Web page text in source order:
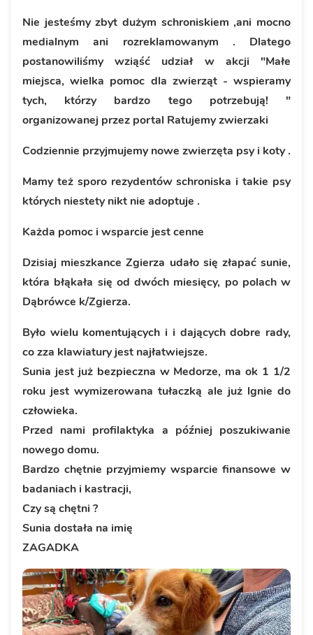
Nie jesteśmy zbyt dużym schroniskiem ,ani mocno
medialnym ani rozreklamowanym . Dlatego
postanowiliśmy wziąść udział w akcji "Małe
miejsca, wielka pomoc dla zwierząt - wspieramy
tych, którzy bardzo tego potrzebują! "
organizowanej przez portal Ratujemy zwierzaki
Codziennie przyjmujemy nowe zwierzęta psy i koty .
Mamy też sporo rezydentów schroniska i takie psy
których niestety nikt nie adoptuje .
Każda pomoc i wsparcie jest cenne
Dzisiaj mieszkance Zgierza udało się złapać sunie,
która błąkała się od dwóch miesięcy, po polach w
Dąbrówce k/Zgierza.
Było wielu komentujących i i dających dobre rady,
co zza klawiatury jest najłatwiejsze.
Sunia jest już bezpieczna w Medorze, ma ok 1 1/2
roku jest wymizerowana tułaczką ale już lgnie do
człowieka.
Przed nami profilaktyka a później poszukiwanie
nowego domu.
Bardzo chętnie przyjmiemy wsparcie finansowe w
badaniach i kastracji,
Czy są chętni ?
Sunia dostała na imię
ZAGADKA